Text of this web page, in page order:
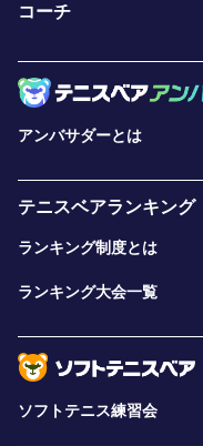
コーチ
アンバサダーとは
テニスベアランキング
ランキング制度とは
ランキング大会一覧
ソフトテニス練習会